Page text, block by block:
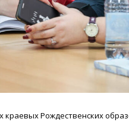
краевых Рождественских